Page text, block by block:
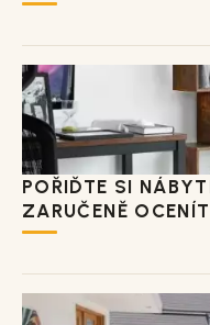
POŘIĎTE SI
ZARUČENĚ